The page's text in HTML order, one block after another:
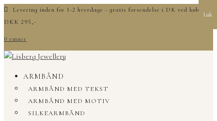
Levering inden for 1-2 hverdage - gratis forsendelse i DK ved køb over
DKK 295,-
0 emner
ARMBÅND
ARMBÅND MED TEKST
ARMBÅND MED MOTIV
SILKEARMBÅND
Luk